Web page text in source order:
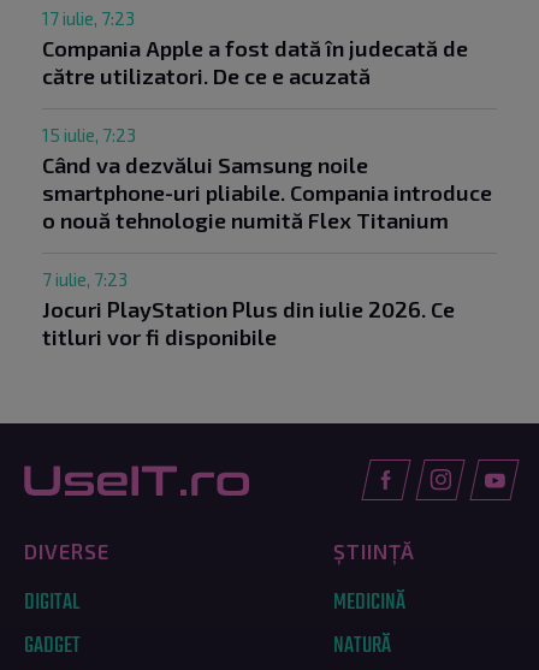
17 iulie, 7:23
Compania Apple a fost dată în judecată de
către utilizatori. De ce e acuzată
15 iulie, 7:23
Când va dezvălui Samsung noile
smartphone-uri pliabile. Compania introduce
o nouă tehnologie numită Flex Titanium
7 iulie, 7:23
Jocuri PlayStation Plus din iulie 2026. Ce
titluri vor fi disponibile
DIVERSE
DIGITAL
GADGET
ȘTIINȚĂ
MEDICINĂ
NATURĂ